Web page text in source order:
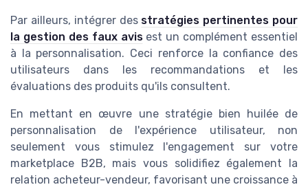
Par ailleurs, intégrer des stratégies pertinentes pour
la gestion des faux avisest un complément essentiel
à la personnalisation. Ceci renforce la confiance des
utilisateurs dans les recommandations et les
évaluations des produits qu'ils consultent.
En mettant en œuvre une stratégie bien huilée de
personnalisation de l'expérience utilisateur, non
seulement vous stimulez l'engagement sur votre
marketplace B2B, mais vous solidifiez également la
relation acheteur-vendeur, favorisant une croissance à